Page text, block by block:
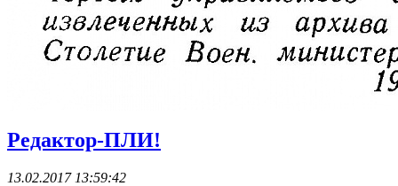
Редактор-ПЛИ!
13.02.2017 13:59:42